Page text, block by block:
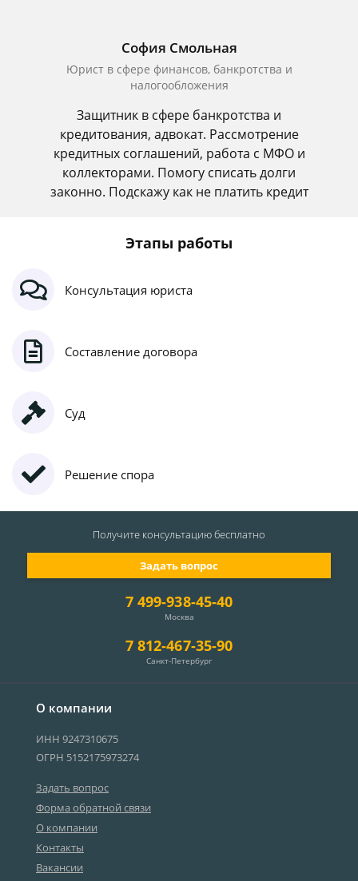
София Смольная
Юрист в сфере финансов, банкротства и
налогообложения
Защитник в сфере банкротства и
кредитования, адвокат. Рассмотрение
кредитных соглашений, работа с МФО и
коллекторами. Помогу списать долги
законно. Подскажу как не платить кредит
Этапы работы
Консультация юриста
Составление договора
Суд
Решение спора
О компании
ИНН 9247310675
ОГРН 5152175973274
Задать вопрос
Форма обратной связи
О компании
Контакты
Вакансии
7 499-938-45-40
Москва
7 812-467-35-90
Санкт-Петербург
Задать вопрос
Получите консультациюбесплатно